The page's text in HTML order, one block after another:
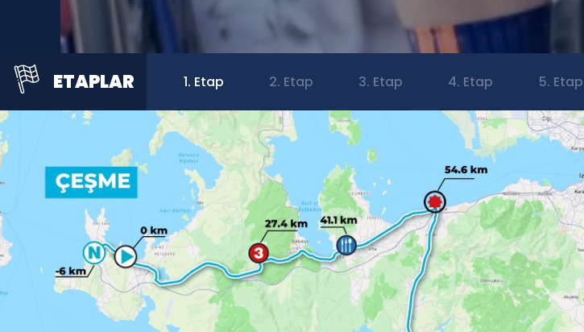
ETAPLAR 1. Etap 2. Etap 3. Etap 4. Etap 5. Etap